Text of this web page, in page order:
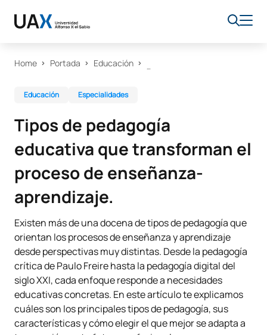
Home Portada Educación
Educación Especialidades
Tipos de pedagogía
educativa que transforman el
proceso de enseñanza-
aprendizaje.
Existen más de una docena de tipos de pedagogía que
orientan los procesos de enseñanza y aprendizaje
desde perspectivas muy distintas. Desde la pedagogía
crítica de Paulo Freire hasta la pedagogía digital del
siglo XXI, cada enfoque responde a necesidades
educativas concretas. En este artículo te explicamos
cuáles son los principales tipos de pedagogía, sus
características y cómo elegir el que mejor se adapta a